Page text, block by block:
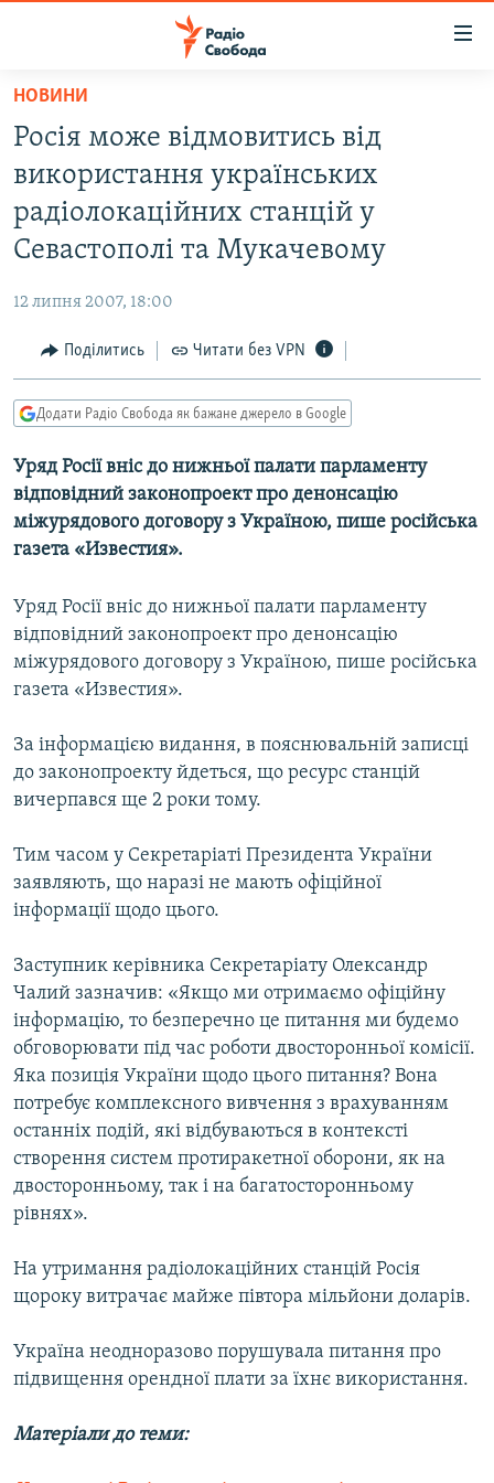
Перейти
основного
матеріалу
Перейти
до
основної
Перейти
пошуку
СТАТТІ
КУЛЬТУРА
СПОРТ
СВІТ
ВІЙНА
ДОНБАС.РЕАЛІЇ
КРИМ.РЕАЛІЇ
ТИ ЯК?
КИТАЙ.ВИКЛИКИ
МУЛЬТИМЕДІА
ФОТО
СПЕЦПРОЄКТИ
ПОДКАСТИ
КРИМ РЕАЛІЇ
КТАТ
ДОЛУЧАЙСЯ!
Усі сайти RFE/RL
НОВИНИ
Росія може відмовитись від
використання українських
радіолокаційних станцій у
Севастополі та Мукачевому
12 липня 2007, 18:00
Поділитись Читати без VPN
Додати Радіо Свобода як бажане джерело в Google
Уряд Росії вніс до нижньої палати парламенту
відповідний законопроект про денонсацію
міжурядового договору з Україною, пише російська
газета «Известия».
Уряд Росії вніс до нижньої палати парламенту
відповідний законопроект про денонсацію
міжурядового договору з Україною, пише російська
газета «Известия».
За інформацією видання, в пояснювальній записці
до законопроекту йдеться, що ресурс станцій
вичерпався ще 2 роки тому.
Тим часом у Секретаріаті Президента України
заявляють, що наразі не мають офіційної
інформації щодо цього.
Заступник керівника Секретаріату Олександр
Чалий зазначив: «Якщо ми отримаємо офіційну
інформацію, то безперечно це питання ми будемо
обговорювати під час роботи двосторонньої комісії.
Яка позиція України щодо цього питання? Вона
потребує комплексного вивчення з врахуванням
останніх подій, які відбуваються в контексті
створення систем протиракетної оборони, як на
двосторонньому, так і на багатосторонньому
рівнях».
На утримання радіолокаційних станцій Росія
щороку витрачає майже півтора мільйони доларів.
Україна неодноразово порушувала питання про
підвищення орендної плати за їхнє використання.
Матеріали до теми: